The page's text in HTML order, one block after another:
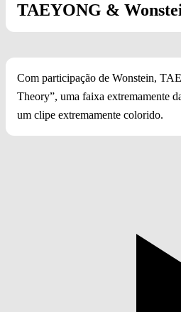
TAEYONG &
Com participação de Wonstein,
Theory”, uma faixa extremamente
um clipe extremamente colorido.